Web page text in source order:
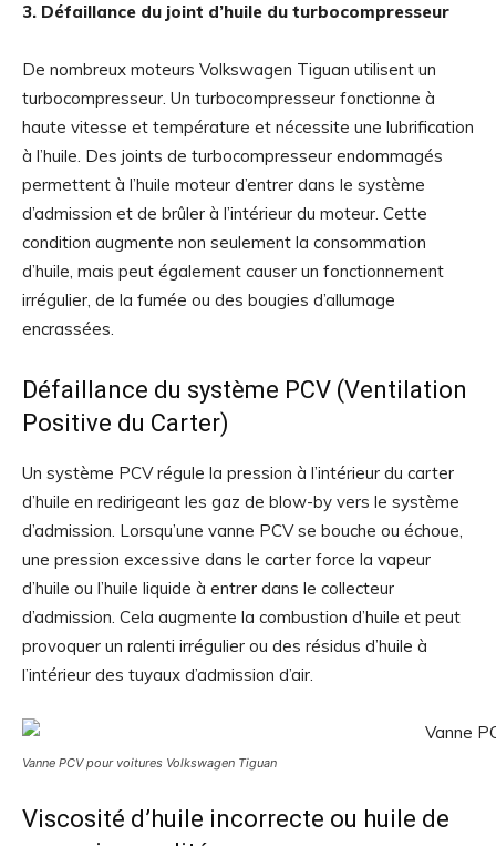
3. Défaillance du joint d’huile du turbocompresseur
De nombreux moteurs Volkswagen Tiguan utilisent un
turbocompresseur. Un turbocompresseur fonctionne à
haute vitesse et température et nécessite une lubrification
à l’huile. Des joints de turbocompresseur endommagés
permettent à l’huile moteur d’entrer dans le système
d’admission et de brûler à l’intérieur du moteur. Cette
condition augmente non seulement la consommation
d’huile, mais peut également causer un fonctionnement
irrégulier, de la fumée ou des bougies d’allumage
encrassées.
Défaillance du système PCV (Ventilation
Positive du Carter)
Un système PCV régule la pression à l’intérieur du carter
d’huile en redirigeant les gaz de blow-by vers le système
d’admission. Lorsqu’une vanne PCV se bouche ou échoue,
une pression excessive dans le carter force la vapeur
d’huile ou l’huile liquide à entrer dans le collecteur
d’admission. Cela augmente la combustion d’huile et peut
provoquer un ralenti irrégulier ou des résidus d’huile à
l’intérieur des tuyaux d’admission d’air.
Vanne PCV pour voitures Volkswagen Tiguan
Viscosité d’huile incorrecte ou huile de